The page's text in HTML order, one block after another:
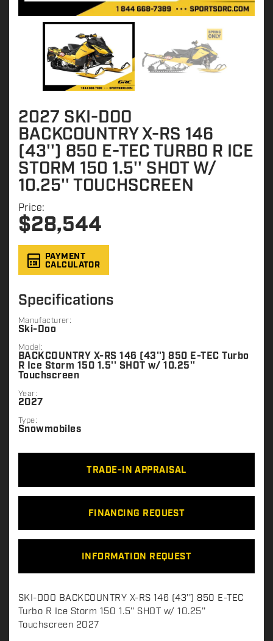
2027 SKI-DOO
BACKCOUNTRY X-RS 146
(43'') 850 E-TEC TURBO R ICE
STORM 150 1.5'' SHOT W/
10.25'' TOUCHSCREEN
Price:
$28,544
PAYMENT
CALCULATOR
Specifications
Manufacturer:
Ski-Doo
Model:
BACKCOUNTRY X-RS 146 (43'') 850 E-TEC Turbo
R Ice Storm 150 1.5'' SHOT w/ 10.25''
Touchscreen
Year:
2027
Type:
Snowmobiles
TRADE-IN APPRAISAL
FINANCING REQUEST
INFORMATION REQUEST
D
e
s
SKI-DOO BACKCOUNTRY X-RS 146 (43'') 850 E-TEC
Turbo R Ice Storm 150 1.5'' SHOT w/ 10.25''
Touchscreen 2027